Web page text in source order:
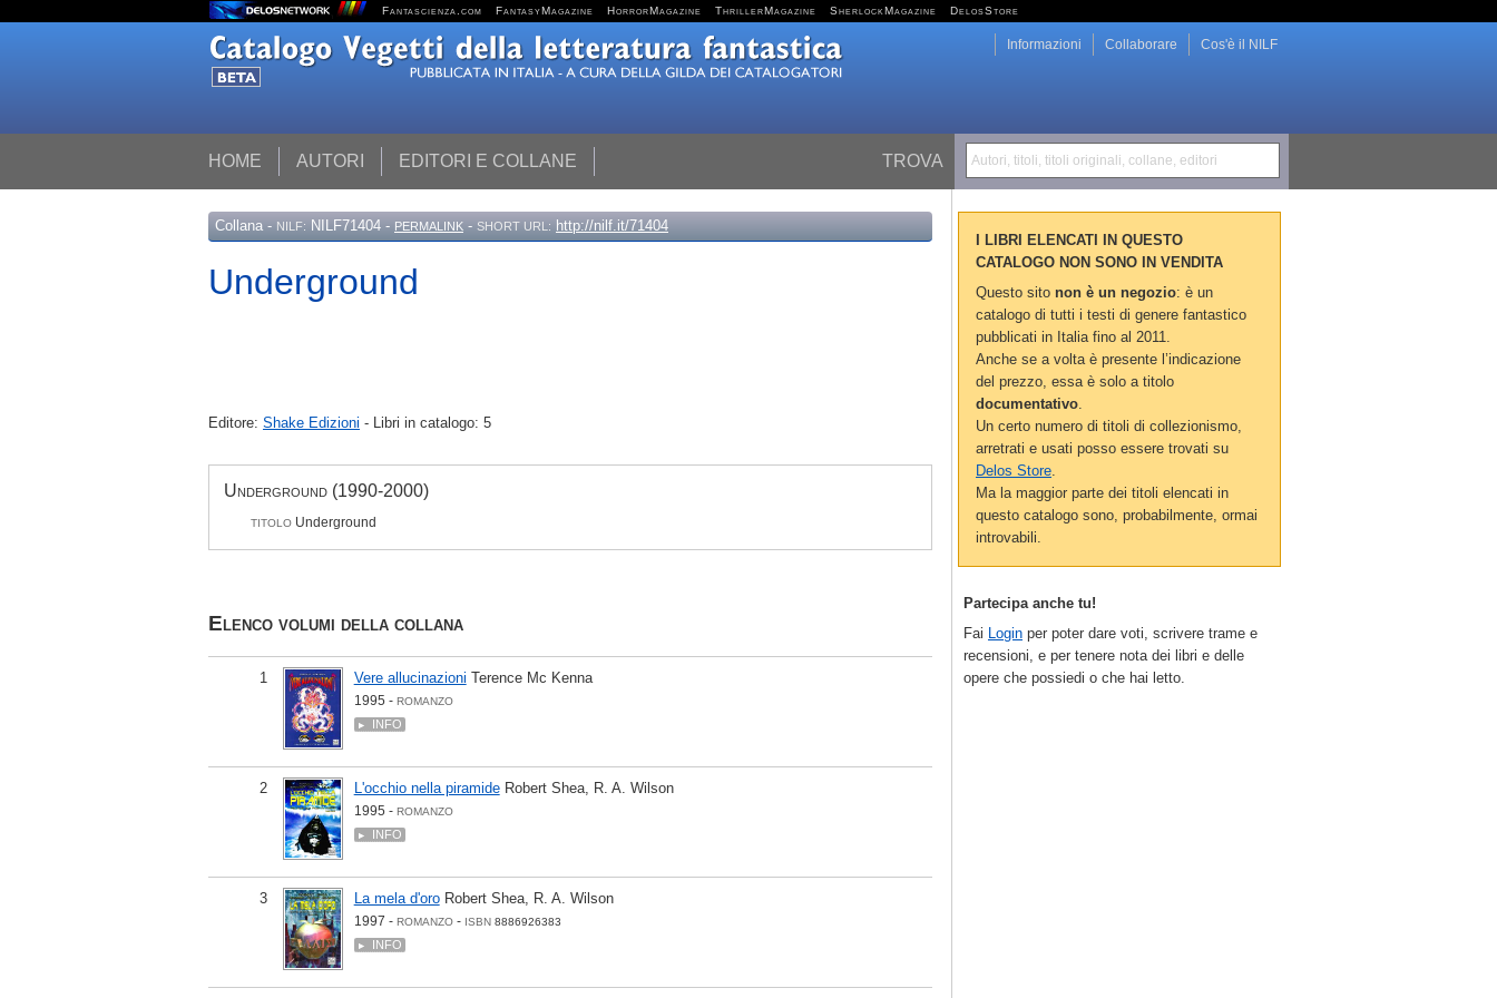
Fantascienza.com FantasyMagazine HorrorMagazine ThrillerMagazine SherlockMagazine DelosStore
TROVA Autori, titoli, titoli originali, collane, editori
HOME AUTORI EDITORI E COLLANE
Cos'è il NILF
Collaborare
Informazioni
Collana - NILF: NILF71404 - PERMALINK - SHORT URL: http://nilf.it/71404
Underground
Editore: Shake Edizioni - Libri in catalogo: 5
Underground (1990-2000)
TITOLO Underground
Elenco volumi della collana
1 Vere allucinazioni Terence Mc Kenna
1995 - ROMANZO
INFO
2 L'occhio nella piramide Robert Shea, R. A. Wilson
1995 - ROMANZO
INFO
3 La mela d'oro Robert Shea, R. A. Wilson
1997 - ROMANZO- ISBN 8886926383
INFO
I LIBRI ELENCATI IN QUESTO
CATALOGO NON SONO IN VENDITA
Questo sito non è un negozio: è un
catalogo di tutti i testi di genere fantastico
pubblicati in Italia fino al 2011.
Anche se a volta è presente l’indicazione
del prezzo, essa è solo a titolo
documentativo
Un certo numero di titoli di collezionismo,
arretrati e usati posso essere trovati su
Delos Store
Ma la maggior parte dei titoli elencati in
questo catalogo sono, probabilmente, ormai
introvabili.
Partecipa anche tu!
Fai Login per poter dare voti, scrivere trame e
recensioni, e per tenere nota dei libri e delle
opere che possiedi o che hai letto.